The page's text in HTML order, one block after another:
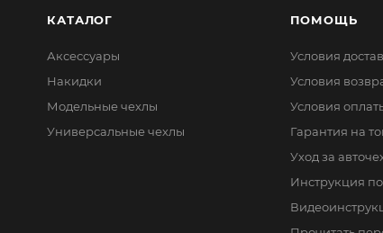
КАТАЛОГ
Аксессуары
Накидки
Модельные чехлы
Универсальные чехлы
ПОМОЩЬ
Условия
Условия
Условия
Гарантия на
Уход за
Инструкция